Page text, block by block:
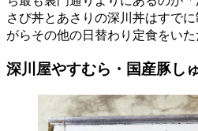
さび丼とあさりの深川丼はすで
がらその他の日替わり定食をいた
深川屋やすむら・国産豚し